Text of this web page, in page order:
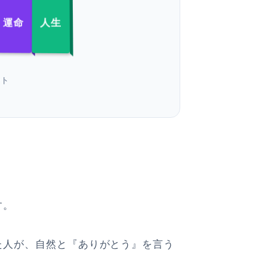
運命 人生
が、自然と『ありがとう』を言う